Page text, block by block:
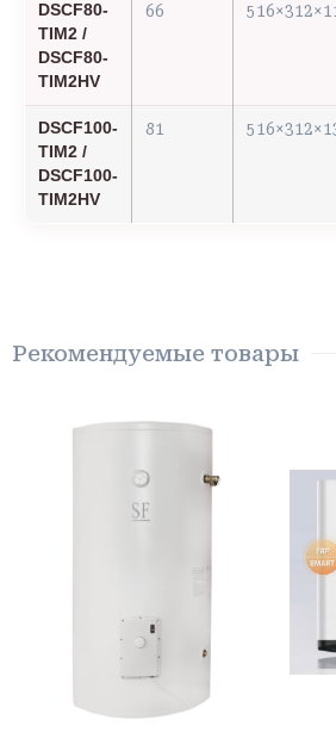
DSCF80-
TIM2 /
DSCF80-
TIM2HV
66
DSCF100-
TIM2 /
DSCF100-
TIM2HV
81
Рекомендуемые товары